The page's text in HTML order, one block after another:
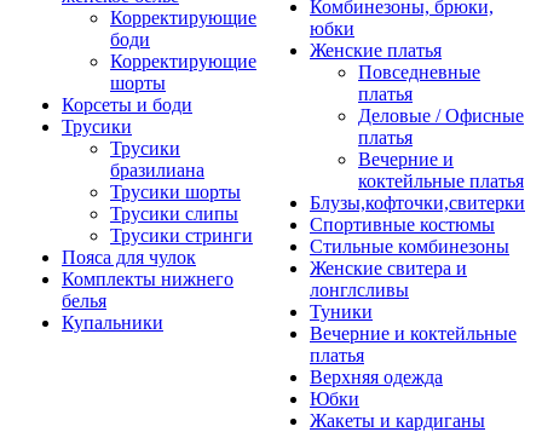
Корректирующие
боди
Корректирующие
шорты
Корсеты и боди
Трусики
Трусики
бразилиана
Трусики шорты
Трусики слипы
Трусики стринги
Пояса для чулок
Комплекты нижнего
белья
Купальники
Комбинезоны, брюки,
юбки
Женские платья
Повседневные
платья
Деловые / Офисные
платья
Вечерние и
коктейльные платья
Блузы,кофточки,свитерки
Спортивные костюмы
Стильные комбинезоны
Женские свитера и
лонглсливы
Туники
Вечерние и коктейльные
платья
Верхняя одежда
Юбки
Жакеты и кардиганы